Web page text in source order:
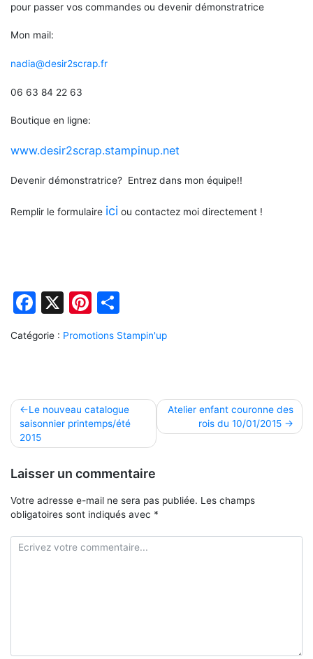
pour passer vos commandes ou devenir démonstratrice
Mon mail:
nadia@desir2scrap.fr
06 63 84 22 63
Boutique en ligne:
www.desir2scrap.stampinup.net
Devenir démonstratrice? Entrez dans mon équipe!!
Remplir le formulaire ici ou contactez moi directement !
Facebook
X Pinterest
Catégorie : Promotions Stampin'up
Navigation
de
l’article
Le nouveau catalogue
saisonnier printemps/été
2015
Atelier enfant couronne des
rois du 10/01/2015
Laisser un commentaire
Votre adresse e-mail ne sera pas publiée. Les champs
obligatoires sont indiqués avec *